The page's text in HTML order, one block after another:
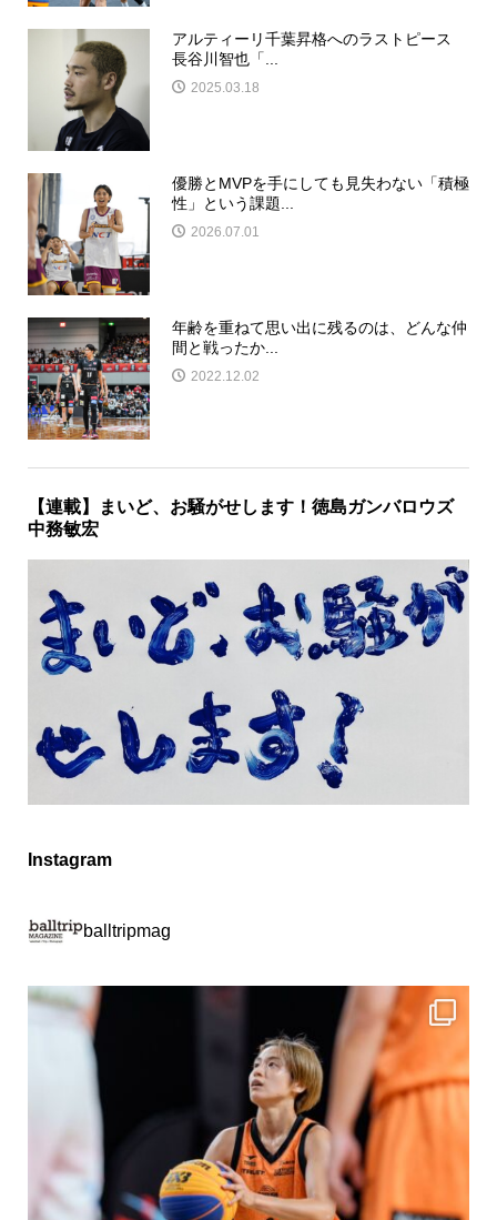
アルティーリ千葉昇格へのラストピース
長谷川智也「...
2025.03.18
優勝とMVPを手にしても見失わない「積極
性」という課題...
2026.07.01
年齢を重ねて思い出に残るのは、どんな仲
間と戦ったか...
2022.12.02
【連載】まいど、お騒がせします！徳島ガンバロウズ
中務敏宏
Instagram
balltripmag